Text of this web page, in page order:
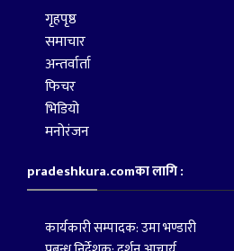
गृहपृष्ठ
समाचार
अन्तर्वार्ता
फिचर
भिडियो
मनोरंजन
pradeshkura.comका लागि :
कार्यकारी सम्पादक: उमा भण्डारी